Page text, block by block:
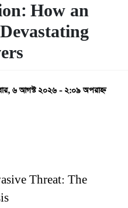
How an
৬ আগস্ট ২০২৬ - ২:০৯ অপরাহ্ন
Threat: The